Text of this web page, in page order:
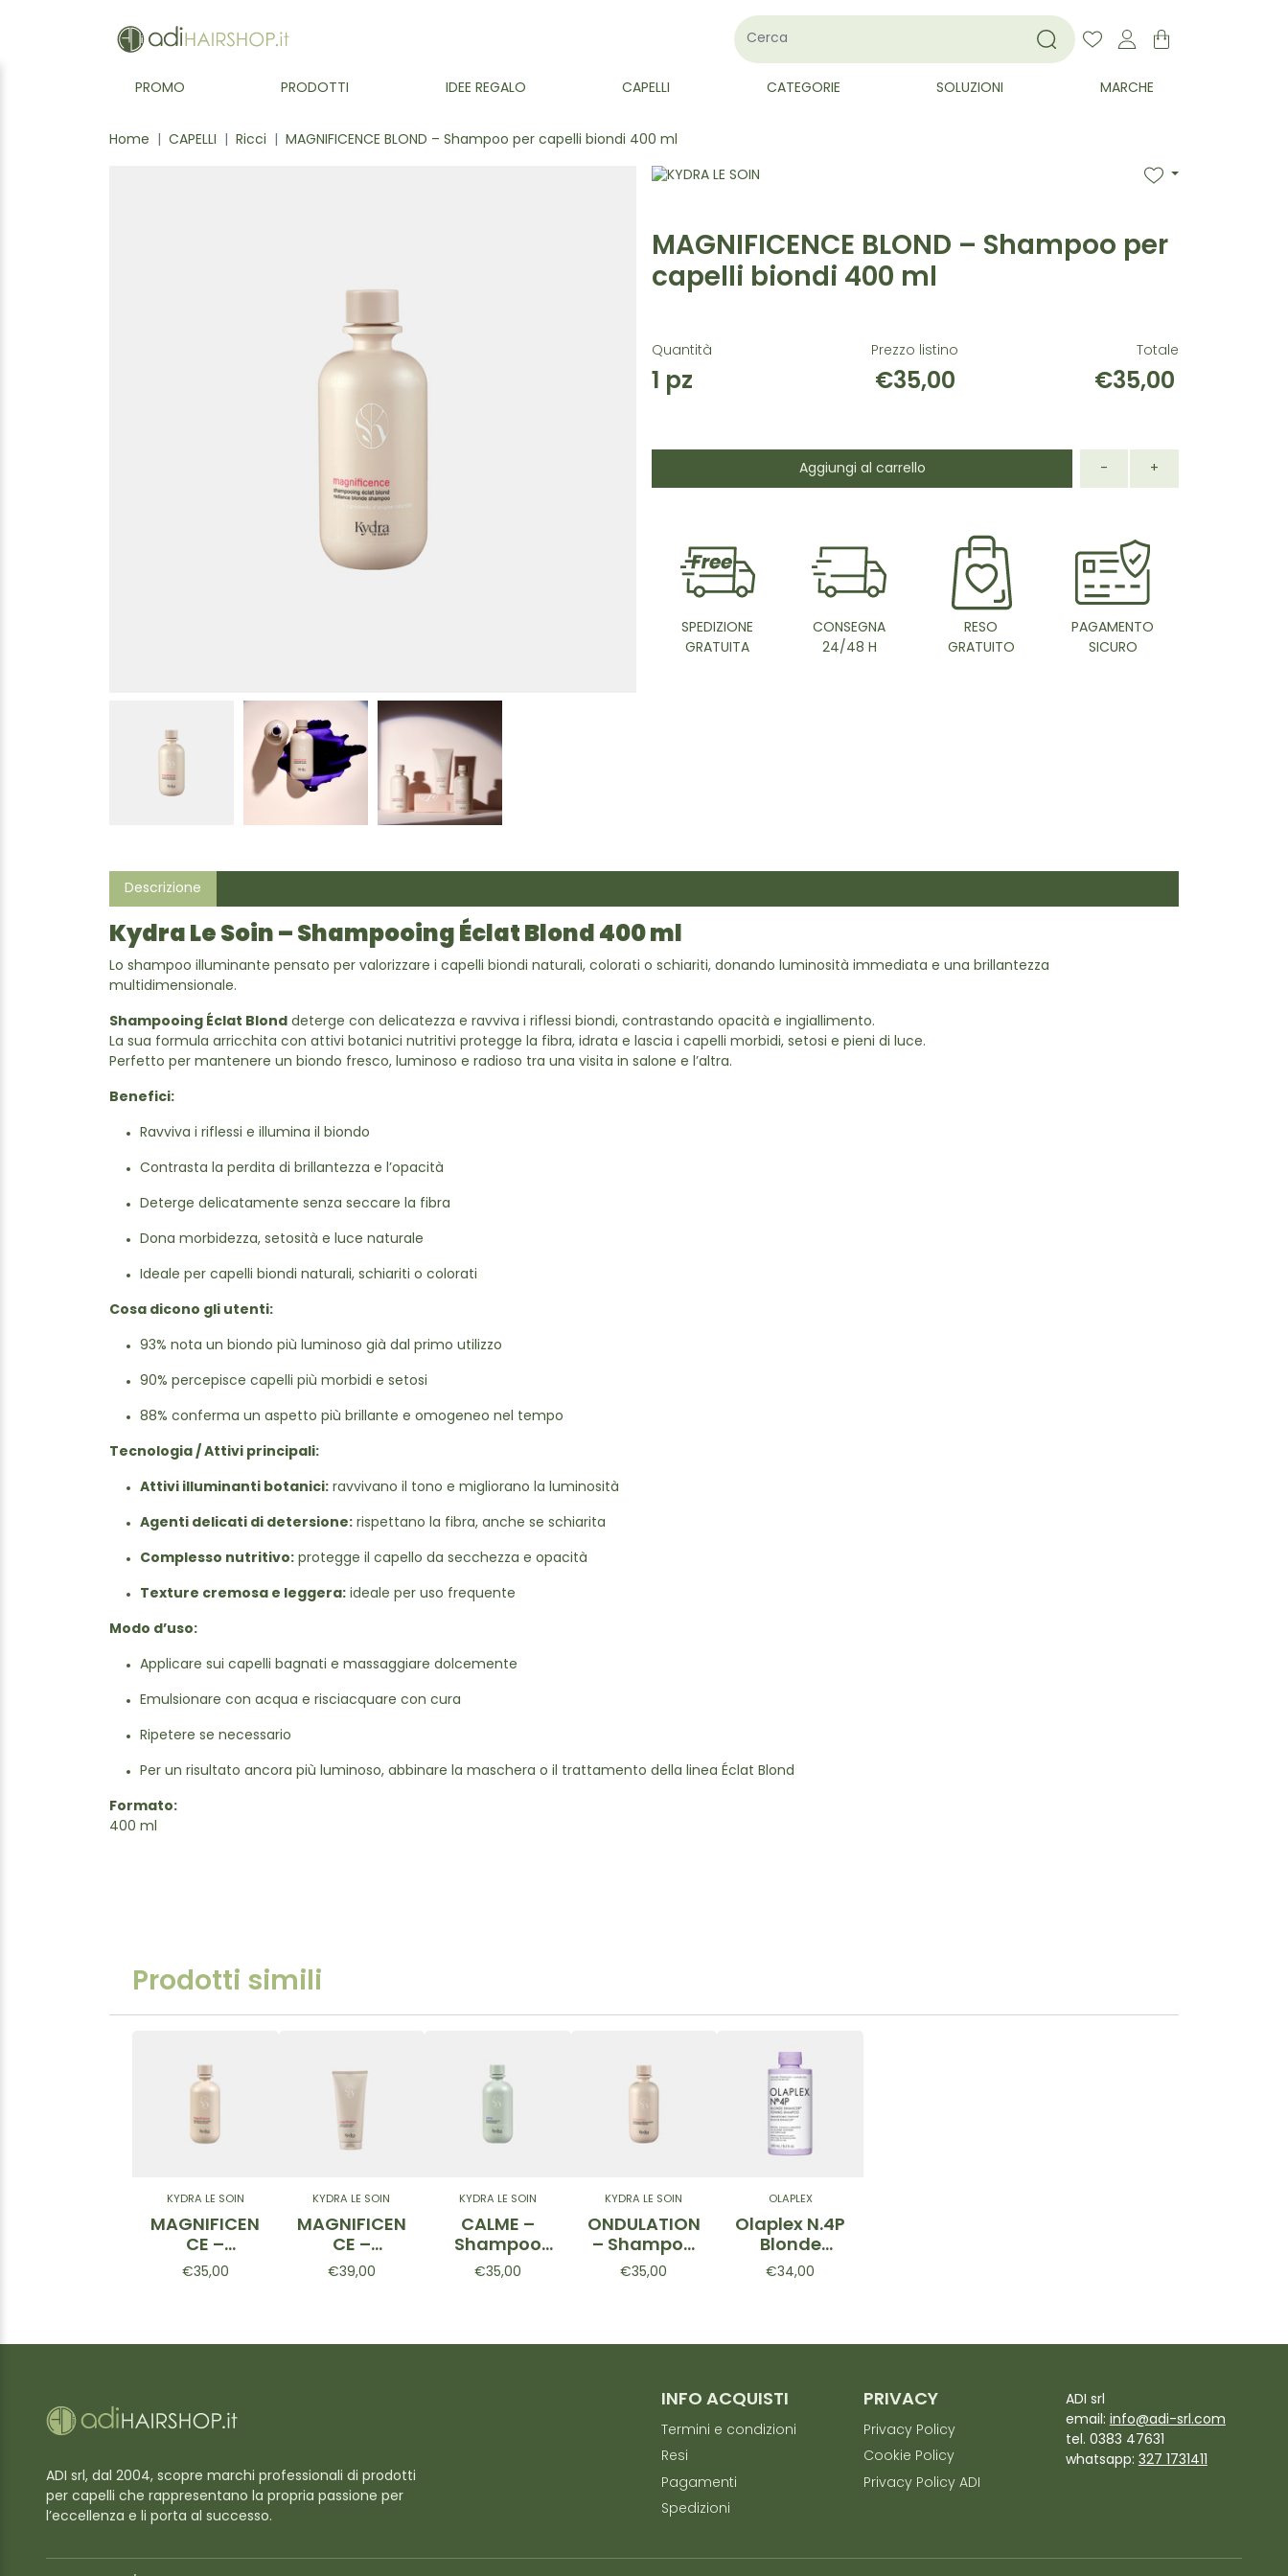
PROMO PRODOTTI IDEE REGALO CAPELLI CATEGORIE SOLUZIONI MARCHE
Home CAPELLI Ricci MAGNIFICENCE BLOND – Shampoo per capelli biondi 400 ml
MAGNIFICENCE BLOND – Shampoo per
capelli biondi 400 ml
Quantità
1 pz
Prezzo listino
€35,00
Totale
€35,00
Aggiungi al carrello - +
SPEDIZIONE
GRATUITA
CONSEGNA
24/48 H
RESO
GRATUITO
PAGAMENTO
SICURO
Descrizione
Kydra Le Soin – Shampooing Éclat Blond 400 ml
Lo shampoo illuminante pensato per valorizzare i capelli biondi naturali, colorati o schiariti, donando luminosità immediata e una brillantezza
multidimensionale.
Shampooing Éclat Blond deterge con delicatezza e ravviva i riflessi biondi, contrastando opacità e ingiallimento.
La sua formula arricchita con attivi botanici nutritivi protegge la fibra, idrata e lascia i capelli morbidi, setosi e pieni di luce.
Perfetto per mantenere un biondo fresco, luminoso e radioso tra una visita in salone e l’altra.
Benefici:
Ravviva i riflessi e illumina il biondo
Contrasta la perdita di brillantezza e l’opacità
Deterge delicatamente senza seccare la fibra
Dona morbidezza, setosità e luce naturale
Ideale per capelli biondi naturali, schiariti o colorati
Cosa dicono gli utenti:
93% nota un biondo più luminoso già dal primo utilizzo
90% percepisce capelli più morbidi e setosi
88% conferma un aspetto più brillante e omogeneo nel tempo
Tecnologia / Attivi principali:
Attivi illuminanti botanici: ravvivano il tono e migliorano la luminosità
Agenti delicati di detersione: rispettano la fibra, anche se schiarita
Complesso nutritivo: protegge il capello da secchezza e opacità
Texture cremosa e leggera: ideale per uso frequente
Modo d’uso:
Applicare sui capelli bagnati e massaggiare dolcemente
Emulsionare con acqua e risciacquare con cura
Ripetere se necessario
Per un risultato ancora più luminoso, abbinare la maschera o il trattamento della linea Éclat Blond
Formato:
400 ml
Prodotti simili
KYDRA LE SOIN
MAGNIFICEN
CE –
Shampoo
€35,00
KYDRA LE SOIN
MAGNIFICEN
CE –
Maschera
€39,00
KYDRA LE SOIN
CALME –
Shampoo
lenitivo
€35,00
KYDRA LE SOIN
ONDULATION
– Shampoo
per capelli
€35,00
OLAPLEX
Olaplex N.4P
Blonde
Enhancer
per capelli
€34,00
ADI srl, dal 2004, scopre marchi professionali di prodotti
per capelli che rappresentano la propria passione per
l’eccellenza e li porta al successo.
INFO ACQUISTI
Termini e condizioni
Resi
Pagamenti
Spedizioni
PRIVACY
Privacy Policy
Cookie Policy
Privacy Policy ADI
ADI srl
email: info@adi-srl.com
tel. 0383 47631
whatsapp: 327 1731411